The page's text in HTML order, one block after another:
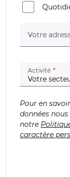
Votre
Activité
Pour en
données
notre
caractère